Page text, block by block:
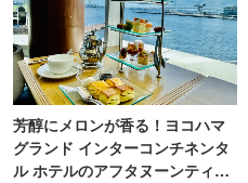
芳醇にメロンが香る！ヨコハマ
グランド インターコンチネンタ
ル ホテルのアフタヌーンティー